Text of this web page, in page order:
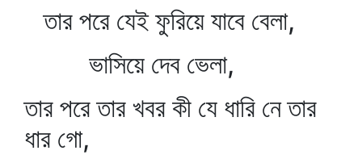
তার পরে যেই ফুরিয়ে যাবে বেলা,
ভাসিয়ে দেব ভেলা,
তার পরে তার খবর কী যে ধারি নে তার
ধার গো,